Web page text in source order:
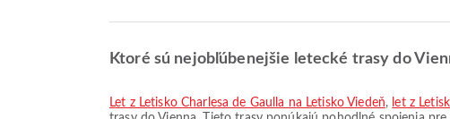
Ktoré sú nejobľúbenejšie letecké trasy do
let z Letisko Charlesa de Gaulla na Letisko Viedeň, let z